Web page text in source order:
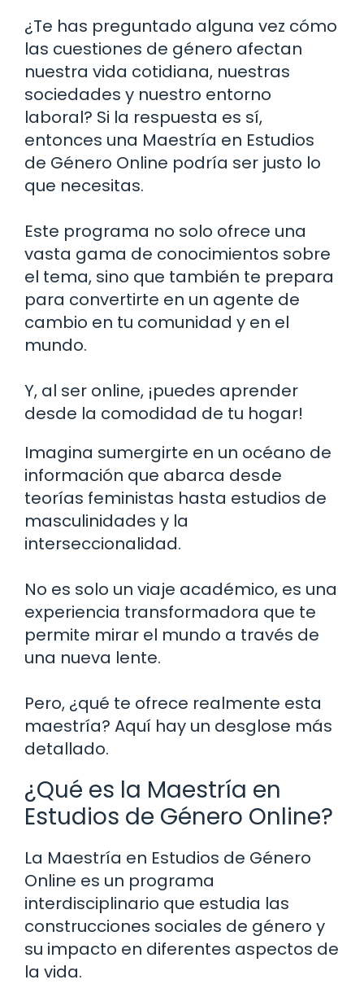
¿Te has preguntado alguna vez cómo
las cuestiones de género afectan
nuestra vida cotidiana, nuestras
sociedades y nuestro entorno
laboral? Si la respuesta es sí,
entonces una Maestría en Estudios
de Género Online podría ser justo lo
que necesitas.
Este programa no solo ofrece una
vasta gama de conocimientos sobre
el tema, sino que también te prepara
para convertirte en un agente de
cambio en tu comunidad y en el
mundo.
Y, al ser online, ¡puedes aprender
desde la comodidad de tu hogar!
Imagina sumergirte en un océano de
información que abarca desde
teorías feministas hasta estudios de
masculinidades y la
interseccionalidad.
No es solo un viaje académico, es una
experiencia transformadora que te
permite mirar el mundo a través de
una nueva lente.
Pero, ¿qué te ofrece realmente esta
maestría? Aquí hay un desglose más
detallado.
¿Qué es la Maestría en
Estudios de Género Online?
La Maestría en Estudios de Género
Online es un programa
interdisciplinario que estudia las
construcciones sociales de género y
su impacto en diferentes aspectos de
la vida.